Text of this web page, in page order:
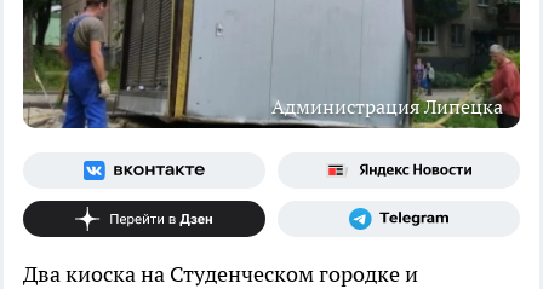
Администрация Липецка
Два киоска на Студенческом городке и